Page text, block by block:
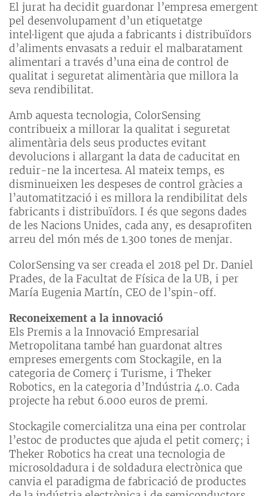
El jurat ha decidit guardonar l’empresa emergent
pel desenvolupament d’un etiquetatge
intel·ligent que ajuda a fabricants i distribuïdors
d’aliments envasats a reduir el malbaratament
alimentari a través d’una eina de control de
qualitat i seguretat alimentària que millora la
seva rendibilitat.
Amb aquesta tecnologia, ColorSensing
contribueix a millorar la qualitat i seguretat
alimentària dels seus productes evitant
devolucions i allargant la data de caducitat en
reduir-ne la incertesa. Al mateix temps, es
disminueixen les despeses de control gràcies a
l’automatització i es millora la rendibilitat dels
fabricants i distribuïdors. I és que segons dades
de les Nacions Unides, cada any, es desaprofiten
arreu del món més de 1.300 tones de menjar.
ColorSensing va ser creada el 2018 pel Dr. Daniel
Prades, de la Facultat de Física de la UB, i per
María Eugenia Martín, CEO de l’spin-off.
Reconeixement a la innovació
Els Premis a la Innovació Empresarial
Metropolitana també han guardonat altres
empreses emergents com Stockagile, en la
categoria de Comerç i Turisme, i Theker
Robotics, en la categoria d’Indústria 4.0. Cada
projecte ha rebut 6.000 euros de premi.
Stockagile comercialitza una eina per controlar
l’estoc de productes que ajuda el petit comerç; i
Theker Robotics ha creat una tecnologia de
microsoldadura i de soldadura electrònica que
canvia el paradigma de fabricació de productes